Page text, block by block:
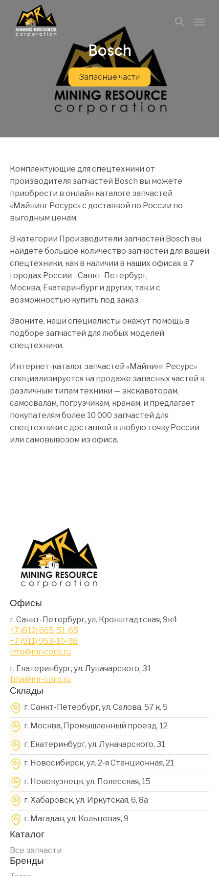
Bosch
Запасные части
Комплектующие для спецтехники от
производителя запчастей Bosch вы можете
приобрести в онлайн каталоге запчастей
«Майнинг Ресурс» с доставкой по России по
выгодным ценам.
В категории Производители запчастей Bosch вы
найдете большое количество запчастей для вашей
спецтехники, как в наличии в наших офисах в 7
городах России - Санкт-Петербург,
Москва, Екатеринбург и других, так и с
возможностью купить под заказ.
Звоните, наши специалисты окажут помощь в
подборе запчастей для любых моделей
спецтехники.
Интернет-каталог запчастей «Майнинг Ресурс»
специализируется на продаже запасных частей к
различным типам техники — экскаваторам,
самосвалам, погрузчикам, кранам, и предлагает
покупателям более 10 000 запчастей для
спецтехники с доставкой в любую точку России
или самовывозом из офиса.
Офисы
г. Санкт-Петербург, ул. Кронштадтская, 9к4
+7 (812) 665-51-65
+7 (911) 953-10-98
info@mr-corp.ru
г. Екатеринбург, ул. Луначарского, 31
tma@mr-corp.ru
Склады
г. Санкт-Петербург, ул. Салова, 57 к. 5
г. Москва, Промышленный проезд, 12
г. Екатеринбург, ул. Луначарского, 31
г. Новосибирск, ул. 2-я Станционная, 21
г. Новокузнецк, ул. Полесская, 15
г. Хабаровск, ул. Иркутская, 6, 8a
г. Магадан, ул. Кольцевая, 9
Каталог
Все запчасти
Бренды